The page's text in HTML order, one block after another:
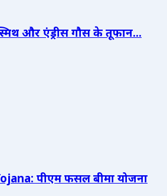
और एंड्रीस गौस के तूफान...
पीएम फसल बीमा योजना